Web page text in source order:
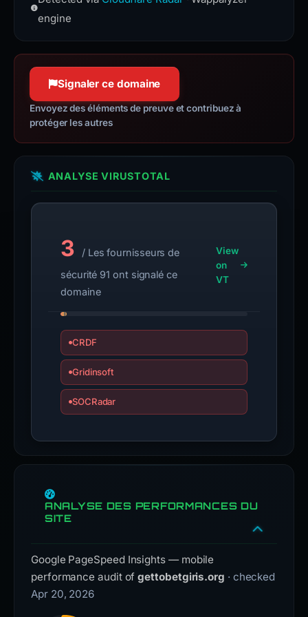
engine
Signaler ce domaine
Envoyez des éléments de preuve et contribuez à
protéger les autres
ANALYSE VIRUSTOTAL
3
/ Les fournisseurs de
sécurité 91 ont signalé ce
domaine
View
on
VT
CRDF
Gridinsoft
SOCRadar
ANALYSE DES PERFORMANCES DU
SITE
Google PageSpeed Insights — mobile
performance audit ofgettobetgiris.org · checked
Apr 20, 2026